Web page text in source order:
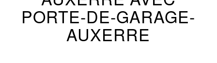
PORTE-DE-GARAGE-
AUXERRE